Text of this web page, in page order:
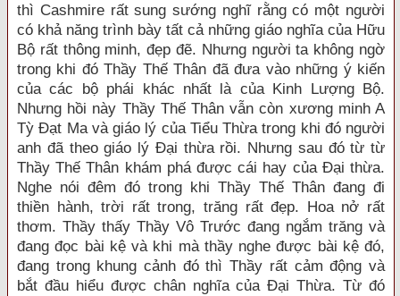
thì Cashmire rất sung sướng nghĩ rằng có một người
có khả năng trình bày tất cả những giáo nghĩa của Hữu
Bộ rất thông minh, đẹp đẽ. Nhưng người ta không ngờ
trong khi đó Thầy Thế Thân đã đưa vào những ý kiến
của các bộ phái khác nhất là của Kinh Lượng Bộ.
Nhưng hồi này Thầy Thế Thân vẫn còn xương minh A
Tỳ Đạt Ma và giáo lý của Tiểu Thừa trong khi đó người
anh đã theo giáo lý Đại thừa rồi. Nhưng sau đó từ từ
Thầy Thế Thân khám phá được cái hay của Đại thừa.
Nghe nói đêm đó trong khi Thầy Thế Thân đang đi
thiền hành, trời rất trong, trăng rất đẹp. Hoa nở rất
thơm. Thầy thấy Thầy Vô Trước đang ngắm trăng và
đang đọc bài kệ và khi mà thầy nghe được bài kệ đó,
đang trong khung cảnh đó thì Thầy rất cảm động và
bắt đầu hiểu được chân nghĩa của Đại Thừa. Từ đó